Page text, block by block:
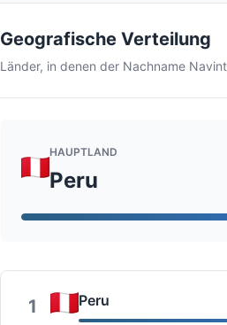
Geografische Verteilung
Länder, in denen der Nachname
HAUPTLAND
Peru
1 Peru